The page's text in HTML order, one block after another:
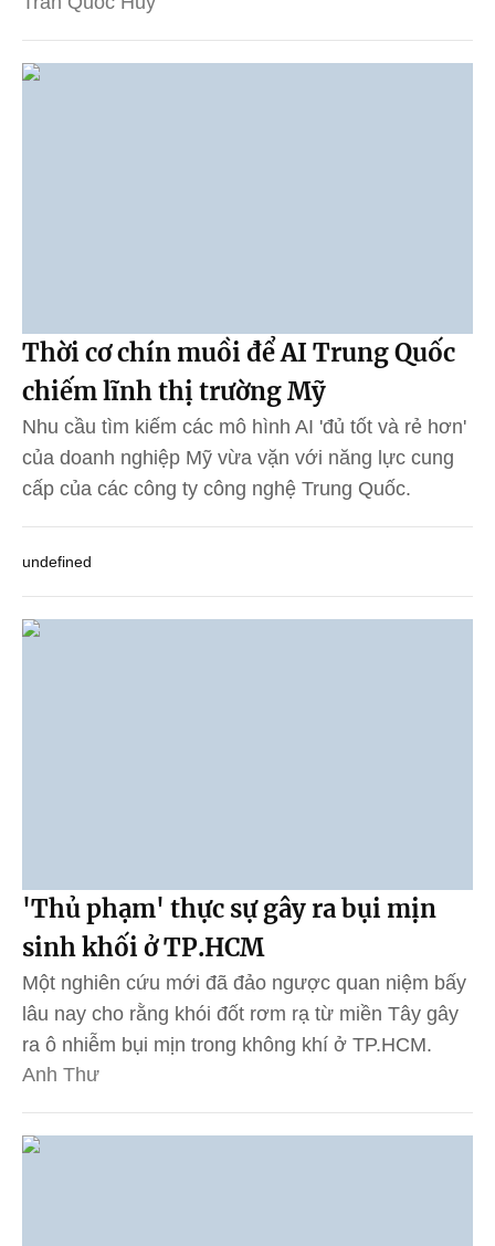
Thời cơ chín muồi để AI Trung Quốc
chiếm lĩnh thị trường Mỹ
Nhu cầu tìm kiếm các mô hình AI 'đủ tốt và rẻ hơn'
của doanh nghiệp Mỹ vừa vặn với năng lực cung
cấp của các công ty công nghệ Trung Quốc.
undefined
'Thủ phạm' thực sự gây ra bụi mịn
sinh khối ở TP.HCM
Một nghiên cứu mới đã đảo ngược quan niệm bấy
lâu nay cho rằng khói đốt rơm rạ từ miền Tây gây
ra ô nhiễm bụi mịn trong không khí ở TP.HCM.
Anh Thư